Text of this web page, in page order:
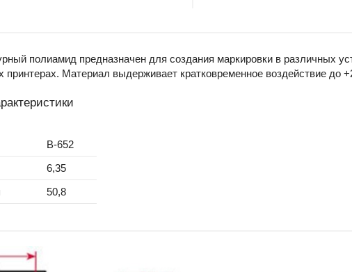
полиамид предназначен для создания маркировки в различных
принтерах. Материал выдерживает кратковременное воздействие до
B-652
6,35
50,8